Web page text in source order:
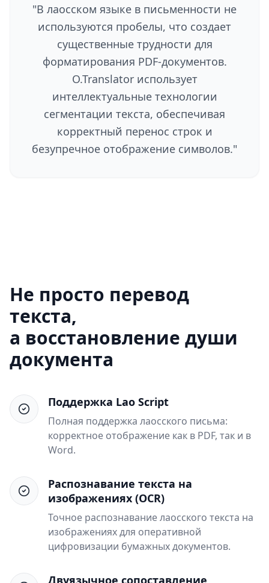
"В лаосском языке в письменности не
используются пробелы, что создает
существенные трудности для
форматирования PDF-документов.
O.Translator использует
интеллектуальные технологии
сегментации текста, обеспечивая
корректный перенос строк и
безупречное отображение символов."
Не просто перевод
текста,
а восстановление души
документа
Поддержка Lao Script
Полная поддержка лаосского письма:
корректное отображение как в PDF, так и в
Word.
Распознавание текста на
изображениях (OCR)
Точное распознавание лаосского текста на
изображениях для оперативной
цифровизации бумажных документов.
Двуязычное сопоставление